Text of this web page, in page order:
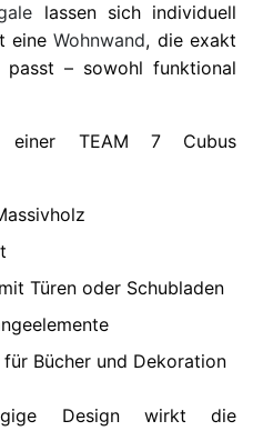
lassen sich individuell
eineWohnwand, die exakt
passt – sowohl funktional
einer TEAM 7 Cubus
Türen oder Schubladen
Bücher und Dekoration
Design wirkt die